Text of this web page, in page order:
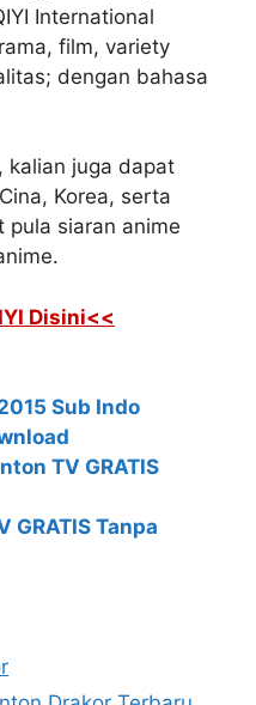
International
film, variety
dengan bahasa
kalian juga dapat
Korea, serta
pula siaran anime
Disini<<
Sub Indo
TV GRATIS
GRATIS Tanpa